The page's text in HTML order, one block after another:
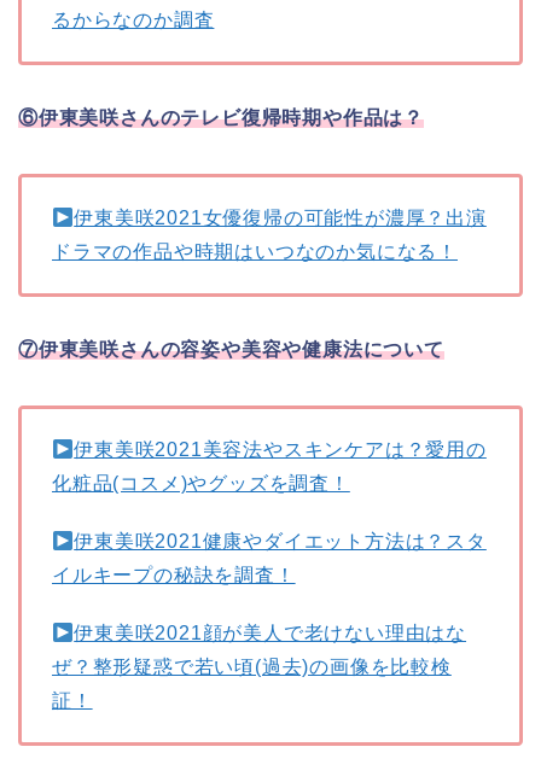
るからなのか調査
⑥伊東美咲さんのテレビ復帰時期や作品は？
伊東美咲2021女優復帰の可能性が濃厚？出演
ドラマの作品や時期はいつなのか気になる！
⑦伊東美咲さんの容姿や美容や健康法について
伊東美咲2021美容法やスキンケアは？愛用の
化粧品(コスメ)やグッズを調査！
伊東美咲2021健康やダイエット方法は？スタ
イルキープの秘訣を調査！
伊東美咲2021顔が美人で老けない理由はな
ぜ？整形疑惑で若い頃(過去)の画像を比較検
証！